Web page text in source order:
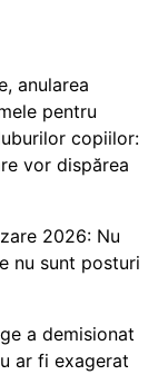
anularea
pentru
copiilor:
vor dispărea
2026: Nu
nu sunt posturi
a demisionat
ar fi exagerat